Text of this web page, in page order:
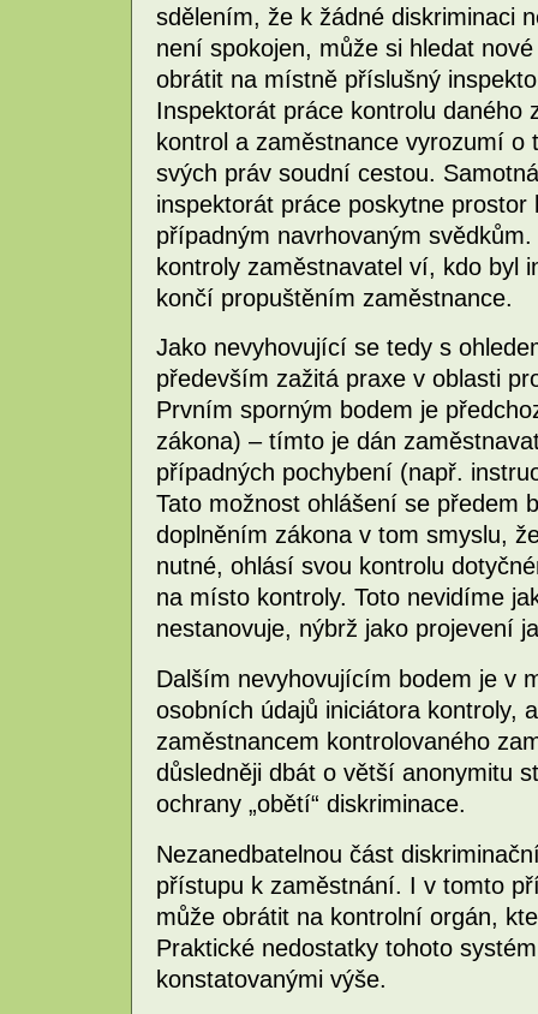
sdělením, že k žádné diskriminaci
není spokojen, může si hledat
obrátit na místně příslušný
Inspektorát práce kontrolu daného
kontrol a zaměstnance vyrozumí
svých práv soudní cestou.
inspektorát práce poskytne
případným navrhovaným
kontroly zaměstnavatel ví, kdo byl
končí propuštěním zaměstnance.
Jako nevyhovující se tedy s
především zažitá praxe v oblasti
Prvním sporným bodem je
zákona) – tímto je dán
případných pochybení (např.
Tato možnost ohlášení se předem
doplněním zákona v tom smyslu,
nutné, ohlásí svou kontrolu
na místo kontroly. Toto nevidíme
nestanovuje, nýbrž jako projevení
Dalším nevyhovujícím bodem je v
osobních údajů iniciátora kontroly,
zaměstnancem kontrolovaného
důsledněji dbát o větší anonymitu
ochrany „obětí“ diskriminace.
Nezanedbatelnou část
přístupu k zaměstnání. I v tomto
může obrátit na kontrolní orgán,
Praktické nedostatky tohoto
konstatovanými výše.